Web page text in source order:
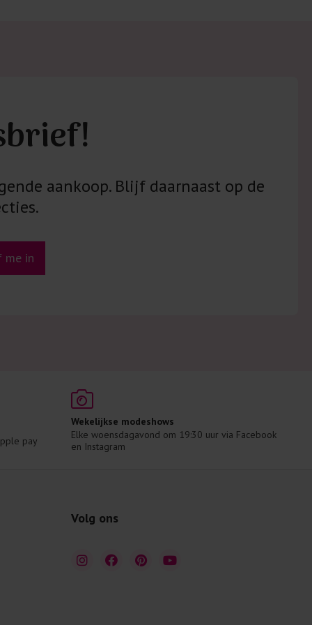
aankoop. Blijf daarnaast op de
me in
pay
Wekelijkse modeshows
Elke woensdagavond om 19:30 uur via Facebook
en Instagram
Volg ons